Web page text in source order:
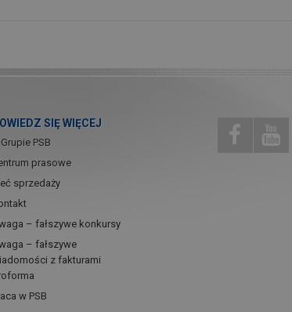
SIĘ WIĘCEJ
Grupie PSB
prasowe
sprzedaży
– fałszywe konkursy
– fałszywe
z fakturami
w PSB